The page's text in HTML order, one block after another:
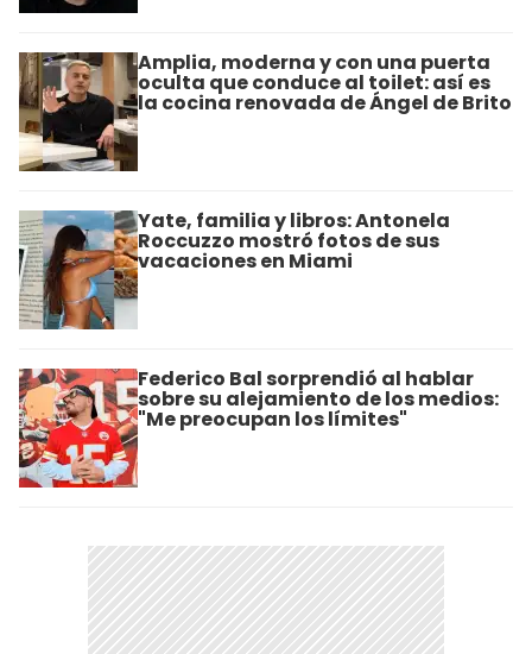
Amplia, moderna y con una puerta
oculta que conduce al toilet: así es
la cocina renovada de Ángel de Brito
Yate, familia y libros: Antonela
Roccuzzo mostró fotos de sus
vacaciones en Miami
Federico Bal sorprendió al hablar
sobre su alejamiento de los medios:
"Me preocupan los límites"